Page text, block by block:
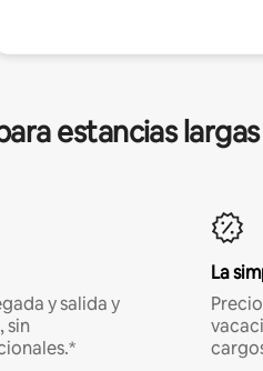
estancias largas
y salida y
sin
La